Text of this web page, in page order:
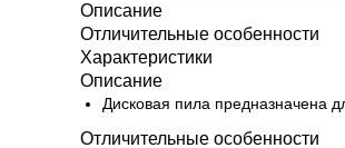
Описание
Отличительные особенности
Характеристики
Описание
Дисковая пила предназначена
Отличительные особенности